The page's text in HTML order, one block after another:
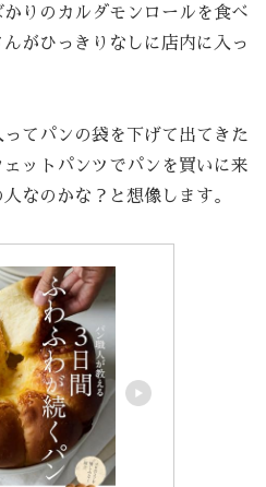
りのカルダモンロールを食べ
がひっきりなしに店内に入っ
てパンの袋を下げて出てきた
ットパンツでパンを買いに来
なのかな？と想像します。